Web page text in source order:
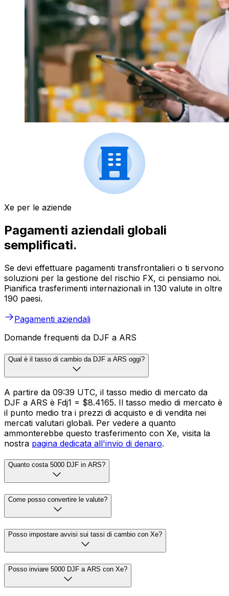
Xe per le aziende
Pagamenti aziendali globali
semplificati.
Se devi effettuare pagamenti transfrontalieri o ti servono
soluzioni per la gestione del rischio FX, ci pensiamo noi.
Pianifica trasferimenti internazionali in 130 valute in oltre
190 paesi.
Pagamenti aziendali
Domande frequenti da DJF a ARS
Qual è il tasso di cambio da DJF a ARS oggi?
A partire da 09:39 UTC, il tasso medio di mercato da
DJF a ARS è Fdj1 = $8.4165. Il tasso medio di mercato è
il punto medio tra i prezzi di acquisto e di vendita nei
mercati valutari globali. Per vedere a quanto
ammonterebbe questo trasferimento con Xe, visita la
nostra pagina dedicata all'invio di denaro.
Quanto costa 5000 DJF in ARS?
Come posso convertire le valute?
Posso impostare avvisi sui tassi di cambio con Xe?
Posso inviare 5000 DJF a ARS con Xe?